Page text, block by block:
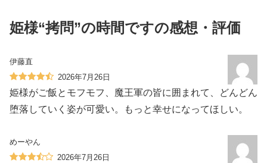
姫様“拷問”の時間ですの感想・評価
伊藤直
2026年7月26日
姫様がご飯とモフモフ、魔王軍の皆に囲まれて、どんどん
堕落していく姿が可愛い。もっと幸せになってほしい。
めーやん
2026年7月26日